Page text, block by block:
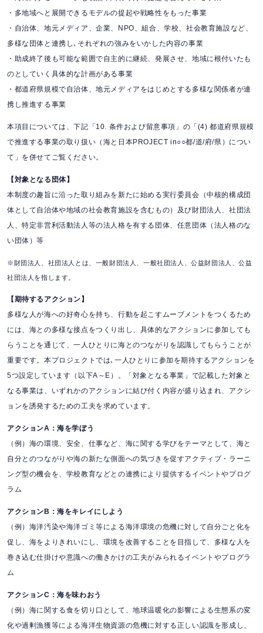
・多地域へと展開できるモデルの提起や戦略性をもった事業
・自治体、地元メディア、企業、NPO、組合、学校、社会教育施設など、
多様な団体と連携し､それぞれの強みをいかした内容の事業
・助成終了後も可能な範囲で自主的に継続、発展させ、地域に根付いたも
のとしていく具体的な計画がある事業
・都道府県規模で自治体、地元メディアをはじめとする多様な関係者が連
携し推進する事業
本項目については、下記「10. 条件および留意事項」の「(4) 都道府県規模
で推進する事業の取り扱い（海と日本PROJECT in○○都/道/府/県）につい
て」を併せてご覧ください。
【対象となる団体】
本制度の趣旨に沿った取り組みを新たに始める実行委員会（中核的構成団
体として自治体や地域の社会教育施設を含むもの）及び財団法人、社団法
人、特定非営利活動法人等の法人格を有する団体、任意団体（法人格のな
い団体）等
※財団法人、社団法人とは、一般財団法人、一般社団法人、公益財団法人、公益
社団法人を指します。
【期待するアクション】
多様な人が海への好奇心を持ち、行動を起こすムーブメントをつくるため
には、海との多様な接点をつくり出し、具体的なアクションに参加しても
らうことを通じて、一人ひとりに海とのつながりを認識してもらうことが
重要です。本プロジェクトでは､一人ひとりに参加を期待するアクションを
5つ設定しています（以下A～E）。「対象となる事業」で記載した対象と
なる事業は、いずれかのアクションに結び付く内容が盛り込まれ、アクシ
ョンを誘発するための工夫を求めています。
アクションA：海を学ぼう
（例）海の環境、安全、仕事など、海に関する学びをテーマとして、海と
自分とのつながりや海の新たな側面への気づきを促すアクティブ・ラーニ
ング型の機会を、学校教育などとの連携により提供するイベントやプログ
ラム
アクションB：海をキレイにしよう
（例）海洋汚染や海洋ゴミ等による海洋環境の危機に対して自分ごと化を
促し、海をよりきれいにし、環境を改善することを目指して、多様な人を
巻き込む仕掛けや意識への働きかけの工夫がみられるイベントやプログラ
ム
アクションC：海を味わおう
（例）海に関する食を切り口として、地球温暖化の影響による生態系の変
化や過剰漁獲等による海洋生物資源の危機に対する正しい認識を形成し、